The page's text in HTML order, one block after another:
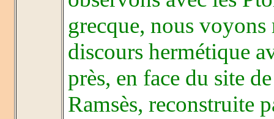
grecque, nous voyons
discours hermétique
près, en face du site
Ramsès, reconstruite